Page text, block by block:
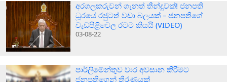
අරගලකරුවන් ගැනත් තීන්දුවක්! ජනපති
ධූරයේ රජුටත් වඩා බලයක් – ජනපතිගේ
වැඩපිළිවෙල රටට කියයි (VIDEO)
03-08-22
පාර්ලිමේන්තුව වාර අවසාන කිරීමට
ජනපතිගෙන් තීරණයක්